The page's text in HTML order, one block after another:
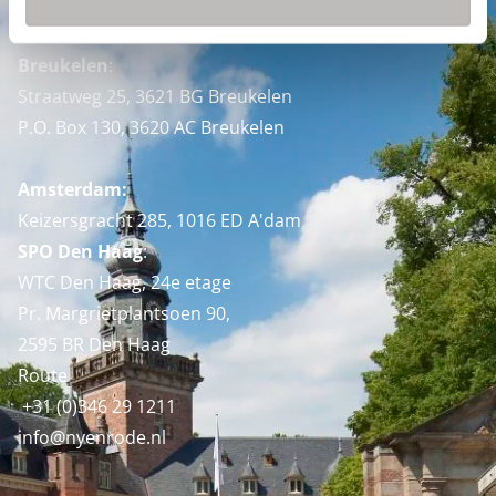
Breukelen:
Straatweg 25, 3621 BG Breukelen
P.O. Box 130, 3620 AC Breukelen
Amsterdam:
Keizersgracht 285, 1016 ED A'dam
SPO Den Haag:
WTC Den Haag, 24e etage
Pr. Margrietplantsoen 90,
2595 BR Den Haag
Route
+31 (0)346 29 1211
info@nyenrode.nl